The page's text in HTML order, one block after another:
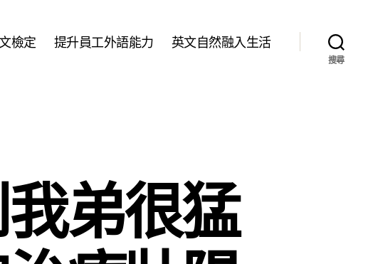
檢定 提升員工外語能力 英文自然融入生活
搜尋
弟很猛